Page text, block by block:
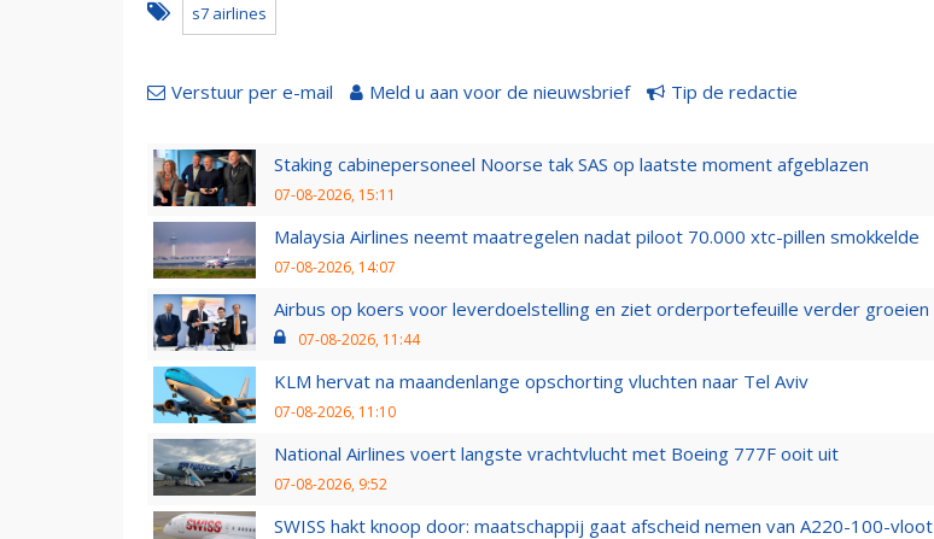
s7 airlines
Verstuur per e-mail Meld u aan voor de nieuwsbrief Tip de redactie
Staking cabinepersoneel Noorse tak SAS op laatste moment afgeblazen
07-08-2026, 15:11
Malaysia Airlines neemt maatregelen nadat piloot 70.000 xtc-pillen smokkelde
07-08-2026, 14:07
Airbus op koers voor leverdoelstelling en ziet orderportefeuille verder groeien
07-08-2026, 11:44
KLM hervat na maandenlange opschorting vluchten naar Tel Aviv
07-08-2026, 11:10
National Airlines voert langste vrachtvlucht met Boeing 777F ooit uit
07-08-2026, 9:52
SWISS hakt knoop door: maatschappij gaat afscheid nemen van A220-100-vloot